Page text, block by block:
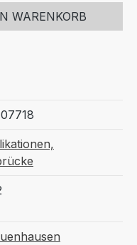
WARENKORB